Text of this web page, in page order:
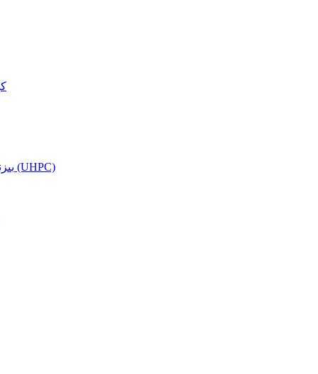
بىزنىڭ ئىقتىدارىمىز — ئۇلترا يۇقىرى ئىقتىدارلىق بېتون (UHPC)